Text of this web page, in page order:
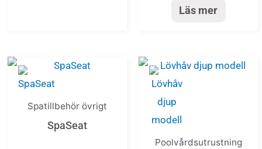
Läs mer
Spatillbehör övrigt
SpaSeat
Poolvårdsutrustning